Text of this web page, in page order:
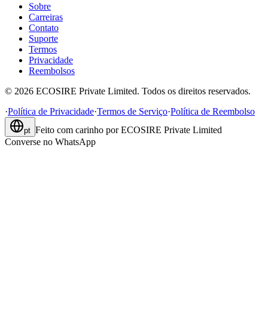
Sobre
Carreiras
Contato
Suporte
Termos
Privacidade
Reembolsos
© 2026 ECOSIRE Private Limited. Todos os direitos reservados.
·Política de Privacidade·Termos de Serviço·Política de Reembolso
pt Feito com carinho por ECOSIRE Private Limited
Converse no WhatsApp